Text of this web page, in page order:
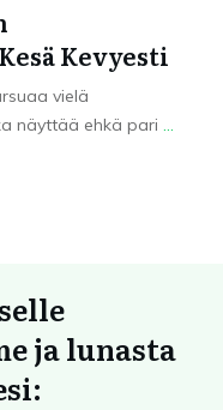
Kevyesti
vielä
näyttää ehkä pari ...
ja lunasta